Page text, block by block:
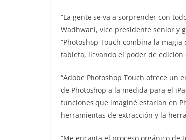
“La gente se va a sorprender con
Wadhwani, vice presidente senior y
“Photoshop Touch combina la
tableta, llevando el poder de edición
“Adobe Photoshop Touch ofrece un
de Photoshop a la medida para el
funciones que imaginé estarían en
herramientas de extracción y la
“Me encanta el proceso orgánico de